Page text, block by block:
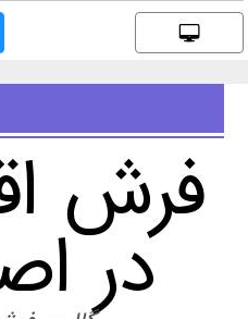
فرش
در